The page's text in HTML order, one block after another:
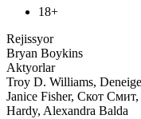
18+
Rejissyor
Bryan Boykins
Aktyorlar
Troy D. Williams,
Janice Fisher, Скот
Hardy, Alexandra Balda